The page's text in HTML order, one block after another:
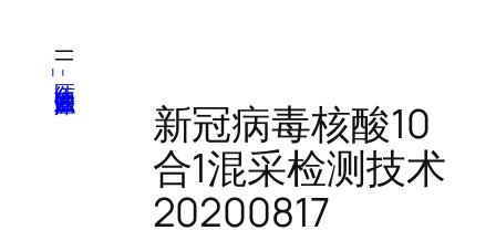
新冠病毒核酸10
合1混采检测技术
20200817